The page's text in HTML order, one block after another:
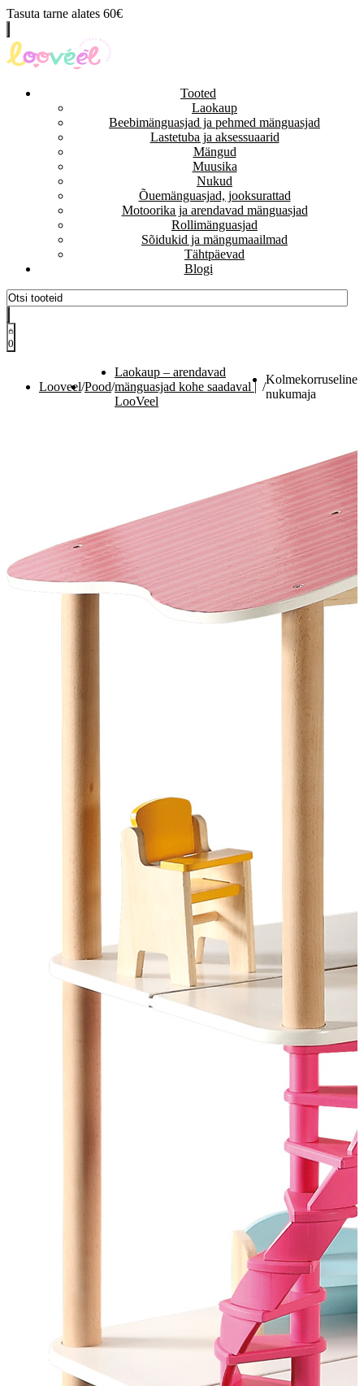
Tasuta tarne alates 60€
Tooted
Laokaup
Beebimänguasjad ja pehmed mänguasjad
Lastetuba ja aksessuaarid
Mängud
Muusika
Nukud
Õuemänguasjad, jooksurattad
Motoorika ja arendavad mänguasjad
Rollimänguasjad
Sõidukid ja mängumaailmad
Tähtpäevad
Blogi
0
Looveel/Pood/
Laokaup – arendavad
mänguasjad kohe saadaval |
LooVeel
/
Kolmekorruseline
nukumaja